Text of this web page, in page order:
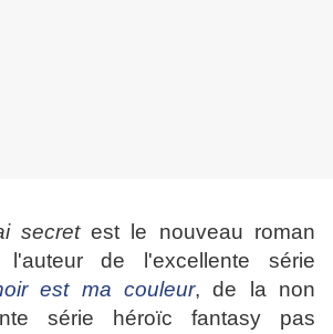
secretest le nouveau roman
l'auteur de l'excellente série
est ma couleur, de la non
série héroïc fantasy pas